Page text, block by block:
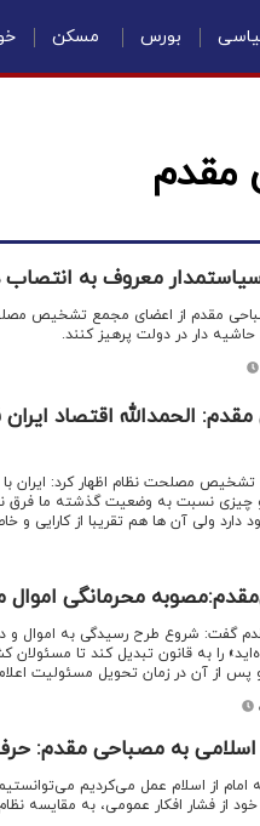
بورس مسکن
مقدم
معروف به
مقدم از اعضای مجمع تشخیص
دار در دولت پرهیز کنند.
مصلحت نظام اظهار کرد: ایران
و چیزی نسبت به وضعیت گذشته ما فرق
دارد ولی آن ها هم تقریبا از کارایی و
محرمانگی
گفت: شروع طرح رسیدگی به اموال و
را به قانون تبدیل کند تا
از آن در زمان تحویل مسئولیت
به مصباحی مقدم:
امام از اسلام عمل می‌کردیم
از فشار افکار عمومی، به مقایسه